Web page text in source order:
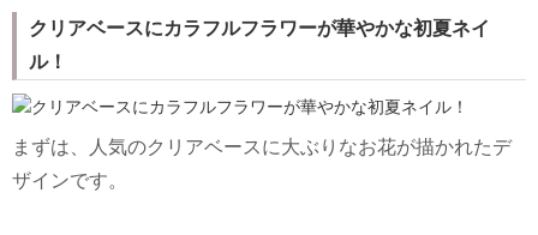
クリアベースにカラフルフラワーが華やかな初夏ネイ
ル！
まずは、人気のクリアベースに大ぶりなお花が描かれたデ
ザインです。